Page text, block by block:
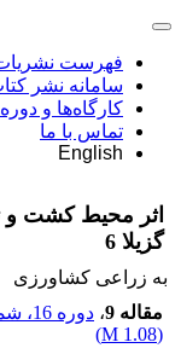
فهرست
سامانه نشر
کارگاه‌ها و
تماس با ما
English
اثر محیط کشت و
گزیلا 6
به زراعی کشاورزی
مقاله 9
، دوره 16، شماره 2
(
1.08 M
)